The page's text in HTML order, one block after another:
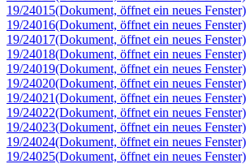
19/24015(Dokument, öffnet ein neues Fenster)
19/24016(Dokument, öffnet ein neues Fenster)
19/24017(Dokument, öffnet ein neues Fenster)
19/24018(Dokument, öffnet ein neues Fenster)
19/24019(Dokument, öffnet ein neues Fenster)
19/24020(Dokument, öffnet ein neues Fenster)
19/24021(Dokument, öffnet ein neues Fenster)
19/24022(Dokument, öffnet ein neues Fenster)
19/24023(Dokument, öffnet ein neues Fenster)
19/24024(Dokument, öffnet ein neues Fenster)
19/24025(Dokument, öffnet ein neues Fenster)